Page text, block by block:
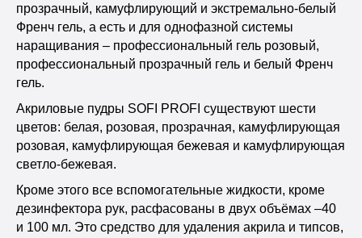
прозрачный, камуфлирующий и экстремально-белый
Френч гель, а есть и для однофазной системы
наращивания – профессиональный гель розовый,
профессиональный прозрачный гель и белый Френч
гель.
Акриловые пудры SOFI PROFI существуют шести
цветов: белая, розовая, прозрачная, камуфлирующая
розовая, камуфлирующая бежевая и камуфлирующая
светло-бежевая.
Кроме этого все вспомогательные жидкости, кроме
дезинфектора рук, расфасованы в двух объёмах –40
и 100 мл. Это средство для удаления акрила и типсов,